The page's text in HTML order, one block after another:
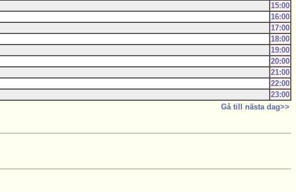
15:00
16:00
17:00
18:00
19:00
20:00
21:00
22:00
23:00
Gå till nästa dag>>